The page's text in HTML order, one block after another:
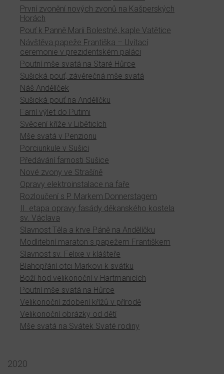
První zvonění nových zvonů na Kašperských
Horách
Pouť k Panně Marii Bolestné, kaple Vatětice
Návštěva papeže Františka – Uvítací
ceremonie v prezidentském paláci
Poutní mše svatá na Staré Hůrce
Sušická pouť, závěrečná mše svatá
Náš Andělíček
Sušická pouť na Andělíčku
Farní výlet do Putimi
Svěcení kříže v Liběticích
Mše svatá v Penzionu
Porciunkule v Sušici
Předávání farnosti Sušice
Nové zvony ve Strašíně
Opravy elektroinstalace na faře
Rozloučení s P. Markem Donnerstagem
II. etapa opravy fasády děkanského kostela
sv. Václava
Slavnost Těla a krve Páně na Andělíčku
Modlitební maraton s papežem Františkem
Slavnost sv. Felixe v klášteře
Blahopřání otci Markovi k svátku
Boží hod velikonoční v Hartmanicích
Poutní mše svatá na Hůrce
Velikonoční zdobení křížů v přírodě
Velikonoční obrázky od dětí
Mše svatá na Svátek Svaté rodiny
2020